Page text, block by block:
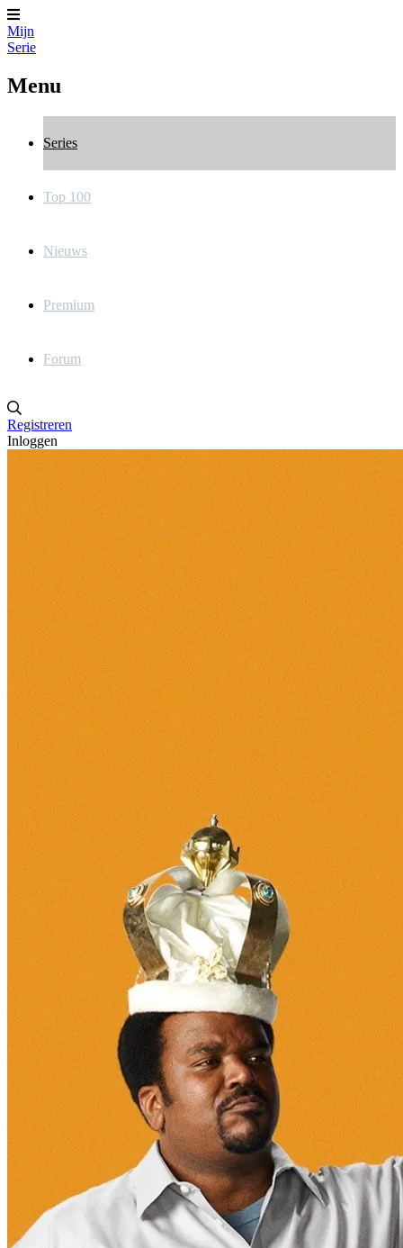
Mijn
Serie
Menu
Series
Top 100
Nieuws
Premium
Forum
Registreren
Inloggen